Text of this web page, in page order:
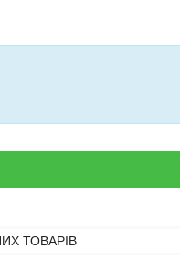
ТОВАРІВ